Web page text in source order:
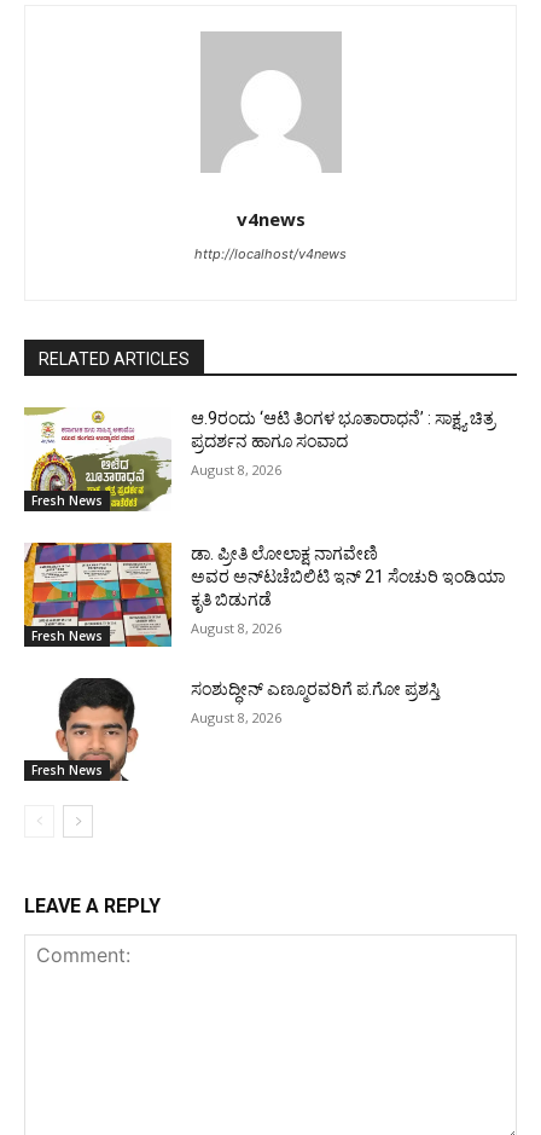
v4news
http://localhost/v4news
RELATED ARTICLES
Fresh News
ಆ.9ರಂದು ‘ಆಟಿ ತಿಂಗಳ ಭೂತಾರಾಧನೆ’ : ಸಾಕ್ಷ್ಯ ಚಿತ್ರ
ಪ್ರದರ್ಶನ ಹಾಗೂ ಸಂವಾದ
August 8, 2026
Fresh News
ಡಾ. ಪ್ರೀತಿ ಲೋಲಾಕ್ಷ ನಾಗವೇಣಿ
ಅವರ ಅನ್‌ಟಚೆಬಿಲಿಟಿ ಇನ್ 21 ಸೆಂಚುರಿ ಇಂಡಿಯಾ
ಕೃತಿ ಬಿಡುಗಡೆ
August 8, 2026
Fresh News
ಸಂಶುದ್ಧೀನ್ ಎಣ್ಮೂರವರಿಗೆ ಪ.ಗೋ ಪ್ರಶಸ್ತಿ
August 8, 2026
LEAVE A REPLY